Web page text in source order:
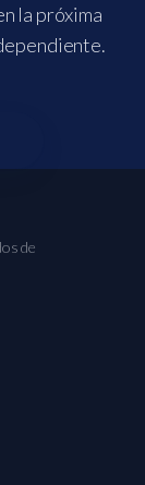
la próxima
de